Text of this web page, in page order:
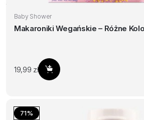
Baby Shower
Makaroniki Wegańskie – Różne
19,99 zł Dodaj do koszyka
71%